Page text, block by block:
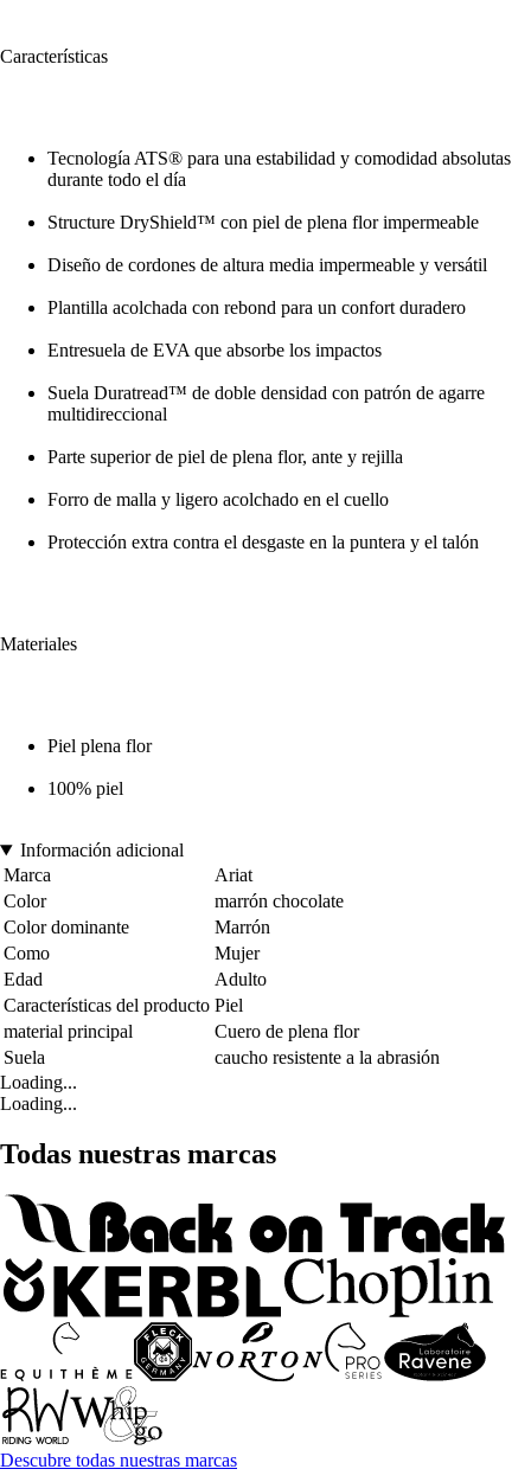
Características
Tecnología ATS® para una estabilidad y comodidad absolutas
durante todo el día
Structure DryShield™ con piel de plena flor impermeable
Diseño de cordones de altura media impermeable y versátil
Plantilla acolchada con rebond para un confort duradero
Entresuela de EVA que absorbe los impactos
Suela Duratread™ de doble densidad con patrón de agarre
multidireccional
Parte superior de piel de plena flor, ante y rejilla
Forro de malla y ligero acolchado en el cuello
Protección extra contra el desgaste en la puntera y el talón
Materiales
Piel plena flor
100% piel
Información adicional
Marca
Ariat
Color
marrón chocolate
Color dominante
Marrón
Como
Mujer
Edad
Adulto
Características del producto Piel
material principal
Cuero de plena flor
Suela
caucho resistente a la abrasión
Loading...
Loading...
Todas nuestras marcas
Descubre todas nuestras marcas